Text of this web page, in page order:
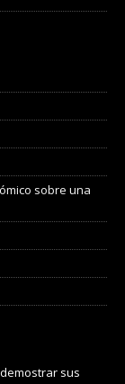
sobre una
sus